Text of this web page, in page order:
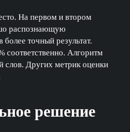
На первом и втором
распознающую
точный результат.
соответственно. Алгоритм
слов. Других метрик оценки
решение